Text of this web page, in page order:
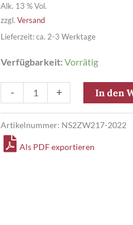
Alk. 13 % Vol.
zzgl. Versand
Lieferzeit: ca. 2-3 Werktage
Verfügbarkeit: Vorrätig
-
ZWIRKEN
Weißburgunder
QW
trocken
+ In den
Artikelnummer: NS2ZW217-2022
Als PDF exportieren